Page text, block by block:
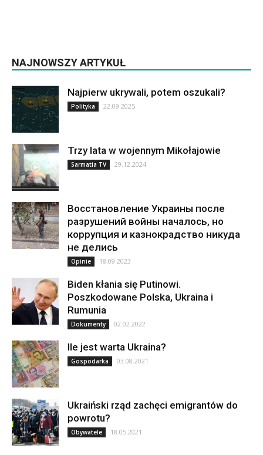
NAJNOWSZY ARTYKUŁ
Najpierw ukrywali, potem oszukali?
Polityka 22.09.2025
Trzy lata w wojennym Mikołajowie
Sarmatia TV 29.12.2024
Восстановление Украины после
разрушений войны началось, но
коррупция и казнокрадство никуда
не делись
Opinie 18.09.2023
Biden kłania się Putinowi.
Poszkodowane Polska, Ukraina i
Rumunia
Dokumenty 02.02.2022
Ile jest warta Ukraina?
Gospodarka 03.08.2021
Ukraiński rząd zachęci emigrantów do
powrotu?
Obywatele 18.05.2021